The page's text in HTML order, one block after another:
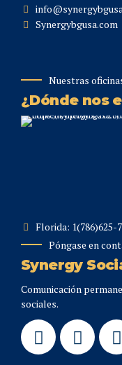
Synergybgusa.com
Nuestras
¿Dónde nos
Florida: 1(786)625-
Póngase en
Synergy
Comunicación
sociales.